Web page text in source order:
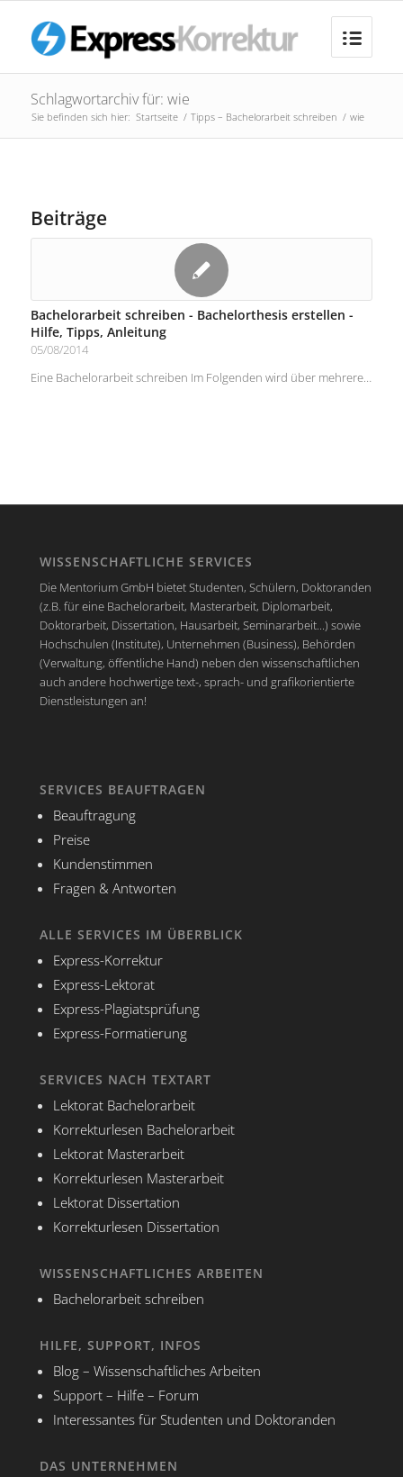
Schlagwortarchiv für: wie
Sie befinden sich hier: Startseite / Tipps – Bachelorarbeit schreiben / wie
Beiträge
Bachelorarbeit schreiben - Bachelorthesis erstellen -
Hilfe, Tipps, Anleitung
05/08/2014
Eine Bachelorarbeit schreiben Im Folgenden wird über mehrere…
WISSENSCHAFTLICHE SERVICES
Die Mentorium GmbH bietet Studenten, Schülern, Doktoranden
(z.B. für eine Bachelorarbeit, Masterarbeit, Diplomarbeit,
Doktorarbeit, Dissertation, Hausarbeit, Seminararbeit...) sowie
Hochschulen (Institute), Unternehmen (Business), Behörden
(Verwaltung, öffentliche Hand) neben den wissenschaftlichen
auch andere hochwertige text-, sprach- und grafikorientierte
Dienstleistungen an!
SERVICES BEAUFTRAGEN
Beauftragung
Preise
Kundenstimmen
Fragen & Antworten
ALLE SERVICES IM ÜBERBLICK
Express-Korrektur
Express-Lektorat
Express-Plagiatsprüfung
Express-Formatierung
SERVICES NACH TEXTART
Lektorat Bachelorarbeit
Korrekturlesen Bachelorarbeit
Lektorat Masterarbeit
Korrekturlesen Masterarbeit
Lektorat Dissertation
Korrekturlesen Dissertation
WISSENSCHAFTLICHES ARBEITEN
Bachelorarbeit schreiben
HILFE, SUPPORT, INFOS
Blog – Wissenschaftliches Arbeiten
Support – Hilfe – Forum
Interessantes für Studenten und Doktoranden
DAS UNTERNEHMEN